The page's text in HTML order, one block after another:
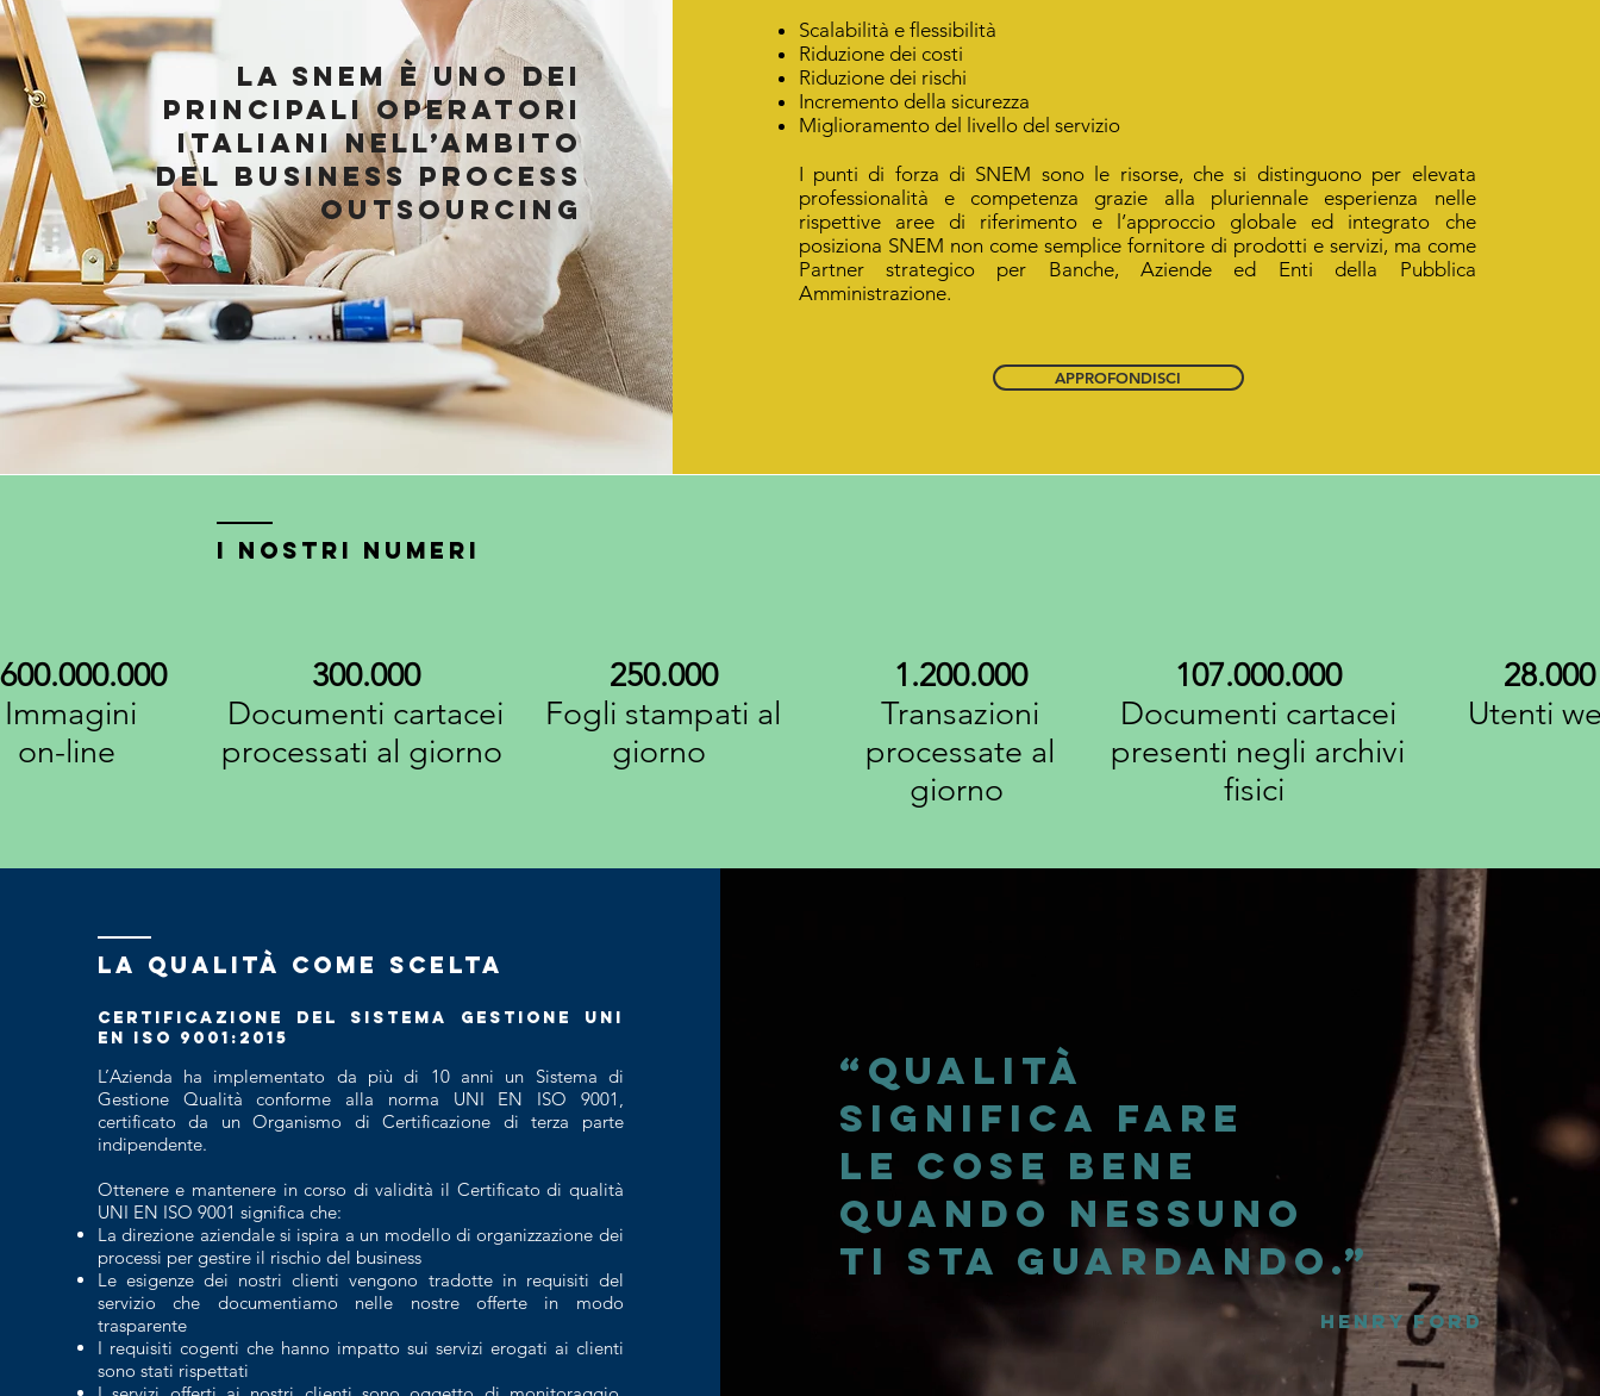
La Snem è uno dei
principali operatori
italiani nell’ambito
del business process
Outsourcing
Scalabilità e flessibilità
Riduzione dei costi
Riduzione dei rischi
Incremento della sicurezza
Miglioramento del livello del servizio
I punti di forza di SNEM sono le risorse, che si distinguono per elevata
professionalità e competenza grazie alla pluriennale esperienza nelle
rispettive aree di riferimento e l’approccio globale ed integrato che
posiziona SNEM non come semplice fornitore di prodotti e servizi, ma come
Partner strategico per Banche, Aziende ed Enti della Pubblica
Amministrazione.
APPROFONDISCI
I nostri numeri
Immagini
on-line
300.000
Documenti cartacei
processati al giorno
250.000
Fogli stampati al
giorno
1.200.000
Transazioni
processate al
giorno
107.000.000
Documenti cartacei
presenti negli archivi
fisici
28.000
Utenti
LA QUALITà COME SCElTA
Certificazione del sistema gestione UNI
EN ISO 9001:2015
L’Azienda ha implementato da più di 10 anni un Sistema di
Gestione Qualità conforme alla norma UNI EN ISO 9001,
certificato da un Organismo di Certificazione di terza parte
indipendente.
Ottenere e mantenere in corso di validità il Certificato di qualità
UNI EN ISO 9001 significa che:
La direzione aziendale si ispira a un modello di organizzazione dei
processi per gestire il rischio del business
Le esigenze dei nostri clienti vengono tradotte in requisiti del
servizio che documentiamo nelle nostre offerte in modo
trasparente
I requisiti cogenti che hanno impatto sui servizi erogati ai clienti
sono stati rispettati
“ Qualità
significa fare
le cose bene
quando nessuno
ti sta guardando.”
Henry Ford